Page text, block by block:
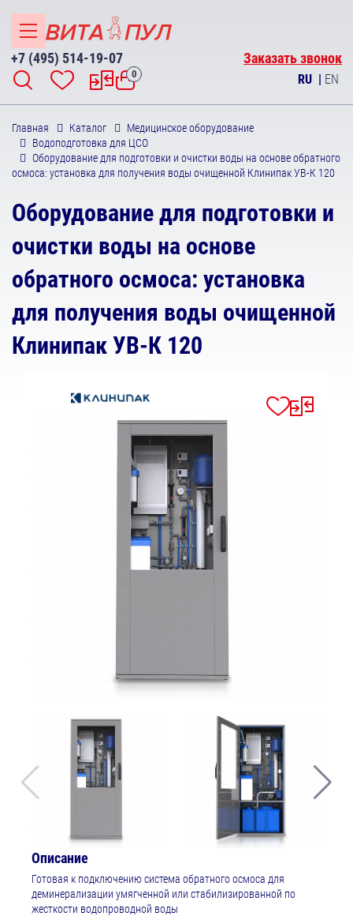
+7 (495) 514-19-07 Заказать звонок
0 RU | EN
Главная Каталог
Медицинское оборудование
Водоподготовка для ЦСО
Оборудование для подготовки и очистки воды на основе обратного
осмоса: установка для получения воды очищенной Клинипак УВ-К 120
Оборудование для подготовки и
очистки воды на основе
обратного осмоса: установка
для получения воды очищенной
Клинипак УВ-К 120
Описание
Готовая к подключению система обратного осмоса для
деминерализации умягченной или стабилизированной по
жесткости водопроводной воды